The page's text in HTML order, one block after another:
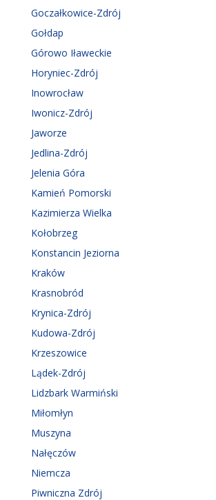
Goczałkowice-Zdrój
Gołdap
Górowo Iławeckie
Horyniec-Zdrój
Inowrocław
Iwonicz-Zdrój
Jaworze
Jedlina-Zdrój
Jelenia Góra
Kamień Pomorski
Kazimierza Wielka
Kołobrzeg
Konstancin Jeziorna
Kraków
Krasnobród
Krynica-Zdrój
Kudowa-Zdrój
Krzeszowice
Lądek-Zdrój
Lidzbark Warmiński
Miłomłyn
Muszyna
Nałęczów
Niemcza
Piwniczna Zdrój